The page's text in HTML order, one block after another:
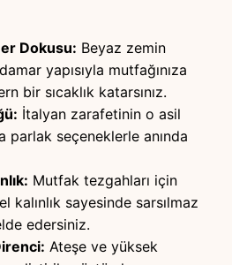
Dokusu: Beyaz zemin
yapısıyla mutfağınıza
bir sıcaklık katarsınız.
İtalyan zarafetinin o asil
parlak seçeneklerle anında
Mutfak tezgahları için
kalınlık sayesinde sarsılmaz
edersiniz.
Ateşe ve yüksek